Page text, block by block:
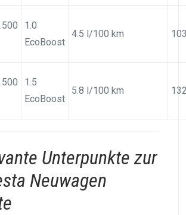
1.0
EcoBoost
4.5 l/100 km
1.5
EcoBoost
5.8 l/100 km
Unterpunkte zur
Neuwagen